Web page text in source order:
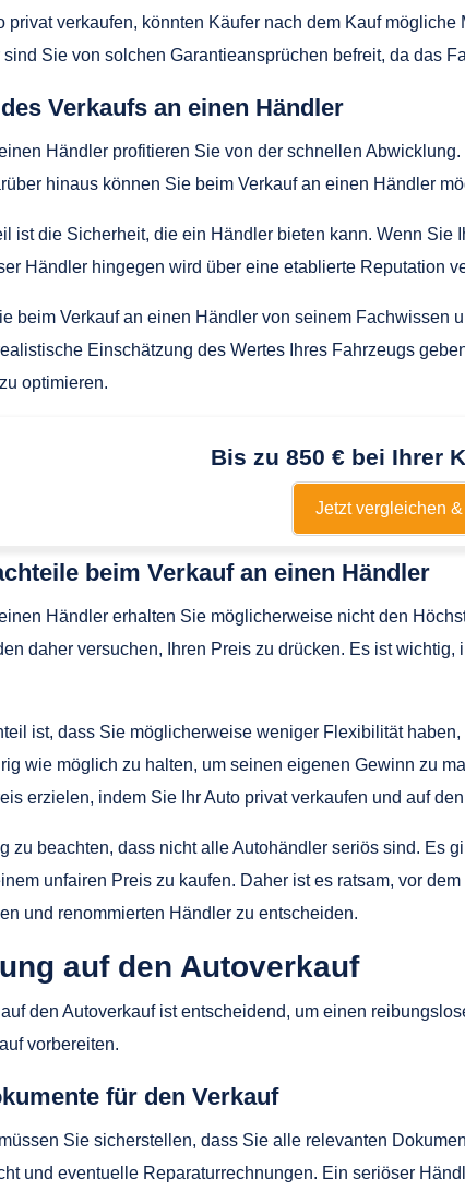
privat verkaufen, könnten Käufer nach dem Kauf
Sie von solchen Garantieansprüchen befreit, da das
Verkaufs an einen Händler
Händler profitieren Sie von der schnellen
hinaus können Sie beim Verkauf an einen Händler
ist die Sicherheit, die ein Händler bieten kann. Wenn
Händler hingegen wird über eine etablierte Reputation
beim Verkauf an einen Händler von seinem Fachwissen
Einschätzung des Wertes Ihres Fahrzeugs
optimieren.
Bis zu 850 € bei Ihrer
Jetzt vergleichen
beim Verkauf an einen Händler
Händler erhalten Sie möglicherweise nicht den
daher versuchen, Ihren Preis zu drücken. Es ist
ist, dass Sie möglicherweise weniger Flexibilität
wie möglich zu halten, um seinen eigenen Gewinn zu
erzielen, indem Sie Ihr Auto privat verkaufen und auf
zu beachten, dass nicht alle Autohändler seriös sind. Es
unfairen Preis zu kaufen. Daher ist es ratsam, vor
und renommierten Händler zu entscheiden.
auf den Autoverkauf
den Autoverkauf ist entscheidend, um einen
vorbereiten.
für den Verkauf
Sie sicherstellen, dass Sie alle relevanten
und eventuelle Reparaturrechnungen. Ein seriöser